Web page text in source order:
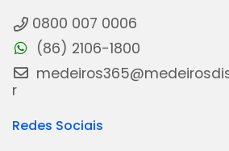
0800 007 0006
(86) 2106-1800
r
Redes Sociais